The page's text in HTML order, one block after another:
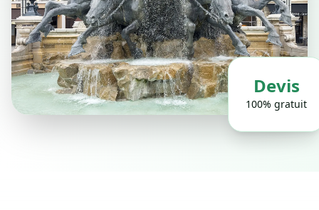
Devis
100% gratuit